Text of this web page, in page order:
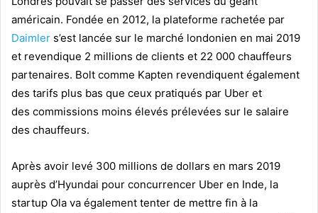
américain. Fondée en 2012, la plateforme rachetée par
Daimler s’est lancée sur le marché londonien en mai 2019
et revendique 2 millions de clients et 22 000 chauffeurs
partenaires. Bolt comme Kapten revendiquent également
des tarifs plus bas que ceux pratiqués par Uber et
des commissions moins élevés prélevées sur le salaire
des chauffeurs.
Après avoir levé 300 millions de dollars en mars 2019
auprès d’Hyundai pour concurrencer Uber en Inde, la
startup Ola va également tenter de mettre fin à la